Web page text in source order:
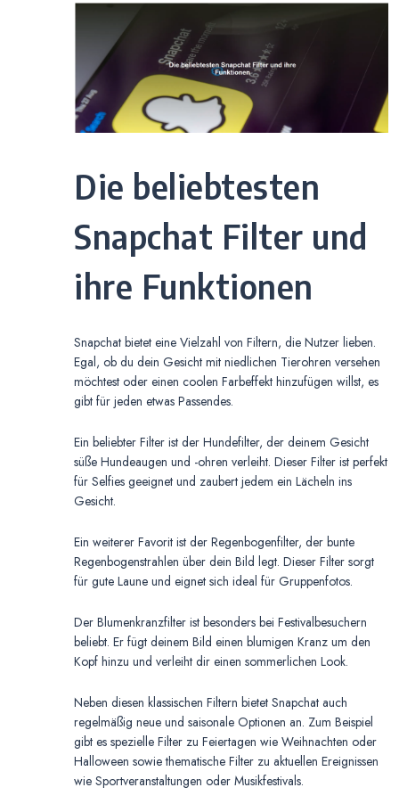
Die beliebtesten
Snapchat Filter und
ihre Funktionen
Snapchat bietet eine Vielzahl von Filtern, die Nutzer lieben.
Egal, ob du dein Gesicht mit niedlichen Tierohren versehen
möchtest oder einen coolen Farbeffekt hinzufügen willst, es
gibt für jeden etwas Passendes.
Ein beliebter Filter ist der Hundefilter, der deinem Gesicht
süße Hundeaugen und -ohren verleiht. Dieser Filter ist perfekt
für Selfies geeignet und zaubert jedem ein Lächeln ins
Gesicht.
Ein weiterer Favorit ist der Regenbogenfilter, der bunte
Regenbogenstrahlen über dein Bild legt. Dieser Filter sorgt
für gute Laune und eignet sich ideal für Gruppenfotos.
Der Blumenkranzfilter ist besonders bei Festivalbesuchern
beliebt. Er fügt deinem Bild einen blumigen Kranz um den
Kopf hinzu und verleiht dir einen sommerlichen Look.
Neben diesen klassischen Filtern bietet Snapchat auch
regelmäßig neue und saisonale Optionen an. Zum Beispiel
gibt es spezielle Filter zu Feiertagen wie Weihnachten oder
Halloween sowie thematische Filter zu aktuellen Ereignissen
wie Sportveranstaltungen oder Musikfestivals.